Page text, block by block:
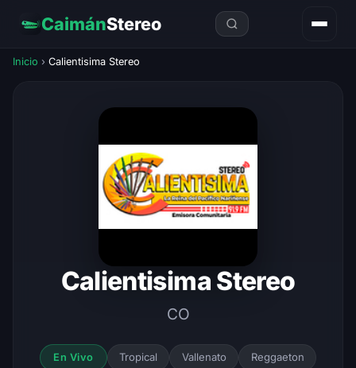
CaimánStereo
Inicio › Calientisima Stereo
Calientisima Stereo
CO
En Vivo Tropical Vallenato Reggaeton